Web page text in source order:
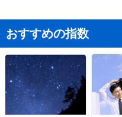
おすすめの指数